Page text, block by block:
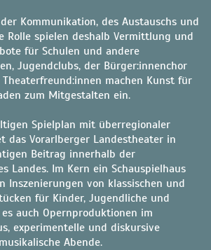
Kommunikation, des Austauschs und
Rolle spielen deshalb Vermittlung und
für Schulen und andere
Jugendclubs, der Bürger:innenchor
machen Kunst für
zum Mitgestalten ein.
Spielplan mit überregionaler
das Vorarlberger Landestheater in
Beitrag innerhalb der
Landes. Im Kern ein Schauspielhaus
Inszenierungen von klassischen und
für Kinder, Jugendliche und
auch Opernproduktionen im
experimentelle und diskursive
Abende.